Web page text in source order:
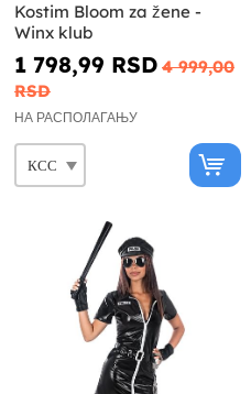
Kostim Bloom za žene -
Winx klub
1 798,99 RSD 4 999,00
RSD
НА РАСПОЛАГАЊУ